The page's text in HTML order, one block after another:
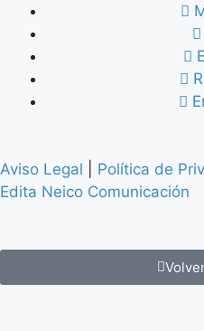
Aviso Legal Política de
Edita Neico Comunicación